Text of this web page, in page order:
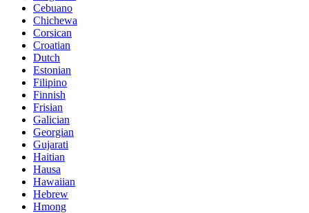
Cebuano
Chichewa
Corsican
Croatian
Dutch
Estonian
Filipino
Finnish
Frisian
Galician
Georgian
Gujarati
Haitian
Hausa
Hawaiian
Hebrew
Hmong